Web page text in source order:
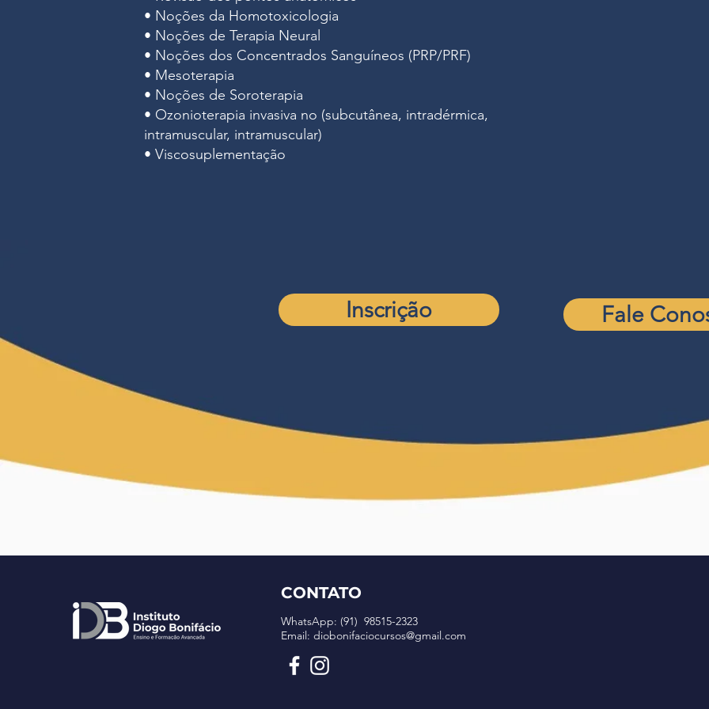
• Noções da Homotoxicologia
• Noções de Terapia Neural
• Noções dos Concentrados Sanguíneos (PRP/PRF)
• Mesoterapia
• Noções de Soroterapia
• Ozonioterapia invasiva no (subcutânea, intradérmica,
intramuscular, intramuscular)
• Viscosuplementação
Inscrição Fale
CONTATO
WhatsApp: (91) 98515-2323
Email: diobonifaciocursos@gmail.com